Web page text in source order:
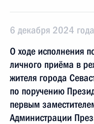
6 декабря 2024
О ходе исполнения
личного приёма в
жителя города
по поручению
первым
Администрации